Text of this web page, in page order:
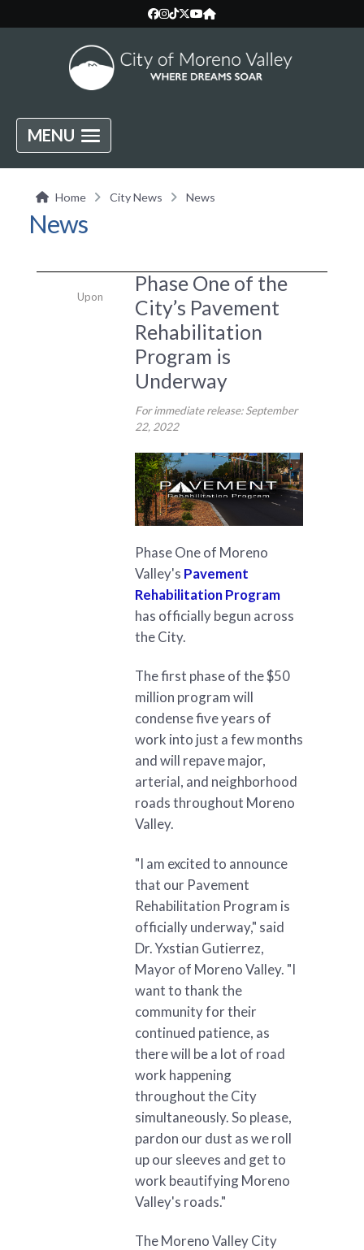
MENU
Home City News News
News
Phase One of the
City’s Pavement
Rehabilitation
Program is
Underway
For immediate release: September
22, 2022
Phase One of Moreno
Valley's Pavement
Rehabilitation Program
has officially begun across
the City.
The first phase of the $50
million program will
condense five years of
work into just a few months
and will repave major,
arterial, and neighborhood
roads throughout Moreno
Valley.
"I am excited to announce
that our Pavement
Rehabilitation Program is
officially underway," said
Dr. Yxstian Gutierrez,
Mayor of Moreno Valley. "I
want to thank the
community for their
continued patience, as
there will be a lot of road
work happening
throughout the City
simultaneously. So please,
pardon our dust as we roll
up our sleeves and get to
work beautifying Moreno
Valley's roads."
The Moreno Valley City
Upon